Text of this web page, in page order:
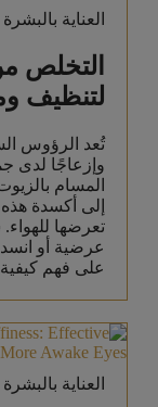
العناية بالبشرة
التخلص
لتنظيف
تُعد الرؤوس
وإزعاجًا لدى
المسام
إلى أكسدة هذه
تعرضها
عرضية أو
على فهم
العناية بالبشرة